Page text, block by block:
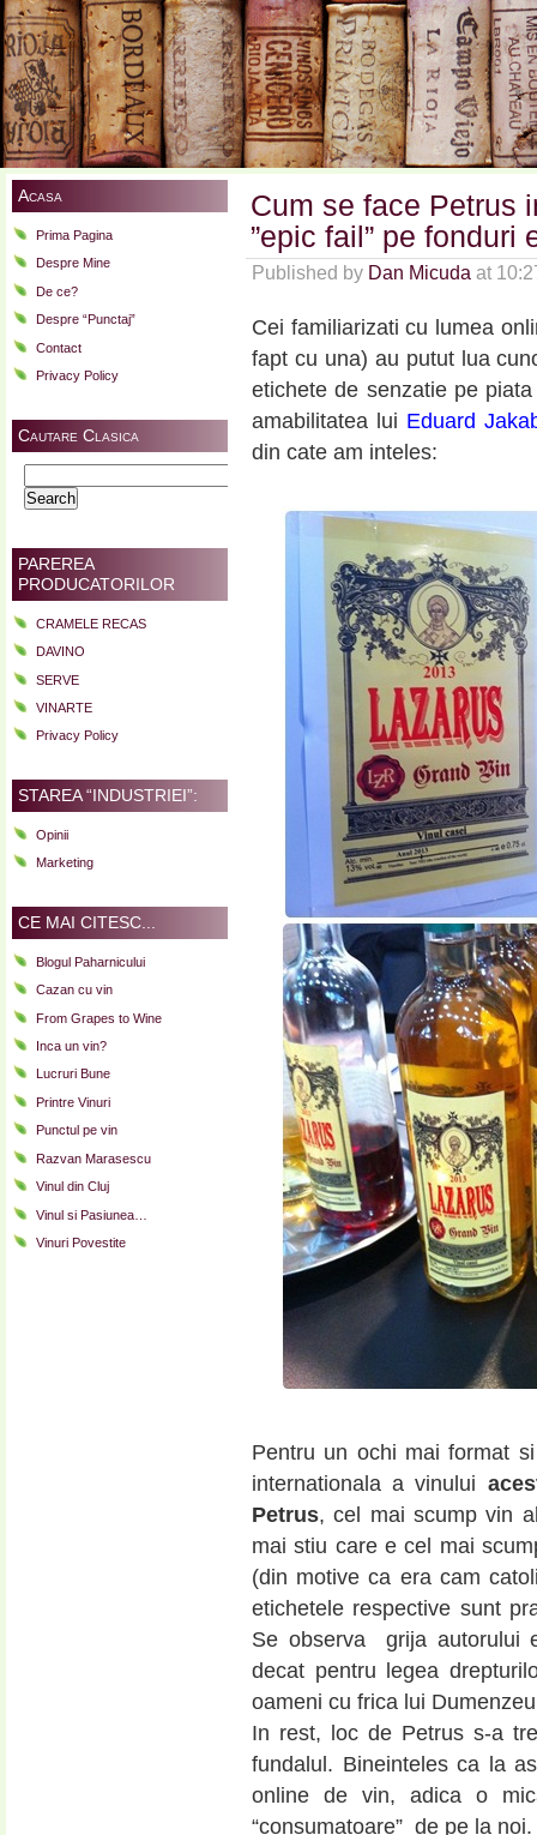
Acasa
Prima Pagina
Despre Mine
De ce?
Despre “Punctaj”
Contact
Privacy Policy
Cautare Clasica
for:
PAREREA
PRODUCATORILOR
CRAMELE RECAS
DAVINO
SERVE
VINARTE
Privacy Policy
STAREA “INDUSTRIEI”:
Opinii
Marketing
CE MAI CITESC...
Blogul Paharnicului
Cazan cu vin
From Grapes to Wine
Inca un vin?
Lucruri Bune
Printre Vinuri
Punctul pe vin
Razvan Marasescu
Vinul din Cluj
Vinul si Pasiunea…
Vinuri Povestite
Cum se face Petrus
”epic fail” pe
Published by Dan Micuda at
Cei familiarizati cu lumea
fapt cu una) au putut lua
etichete de senzatie pe
amabilitatea lui Eduard
din cate am inteles:
Pentru un ochi mai format
internationala a vinului
Petrus, cel mai scump vin
mai stiu care e cel mai
(din motive ca era cam
etichetele respective sunt
Se observa grija autorului
decat pentru legea
oameni cu frica lui
In rest, loc de Petrus s-a
fundalul. Bineinteles ca la
online de vin, adica o
“consumatoare” de pe la noi.